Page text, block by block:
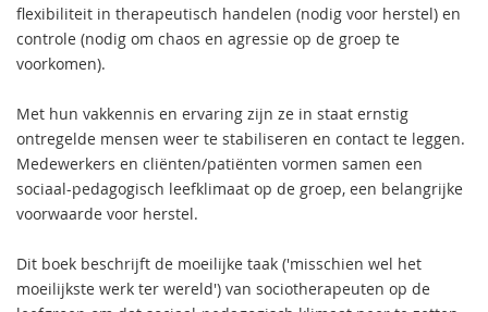
flexibiliteit in therapeutisch handelen (nodig voor herstel) en
controle (nodig om chaos en agressie op de groep te
voorkomen).
Met hun vakkennis en ervaring zijn ze in staat ernstig
ontregelde mensen weer te stabiliseren en contact te leggen.
Medewerkers en cliënten/patiënten vormen samen een
sociaal-pedagogisch leefklimaat op de groep, een belangrijke
voorwaarde voor herstel.
Dit boek beschrijft de moeilijke taak ('misschien wel het
moeilijkste werk ter wereld') van sociotherapeuten op de